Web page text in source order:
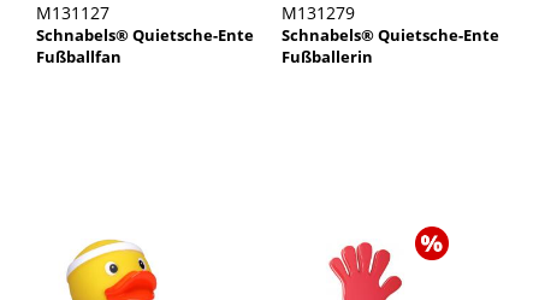
M131127
Schnabels® Quietsche-Ente
Fußballfan
M131279
Schnabels® Quietsche-Ente
Fußballerin